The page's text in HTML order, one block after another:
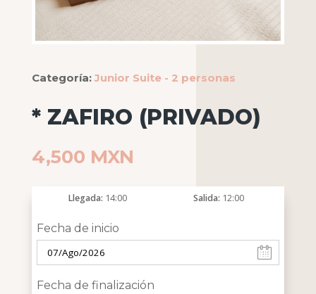
Categoría:Junior Suite - 2 personas
* ZAFIRO (PRIVADO)
4,500 MXN
Llegada 14:00 Salida 12:00
Fecha de inicio
Fecha de finalización